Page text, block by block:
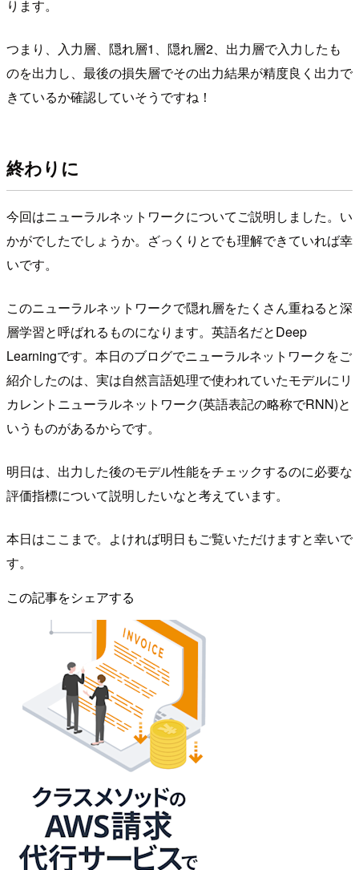
ります。
つまり、入力層、隠れ層1、隠れ層2、出力層で入力したも
のを出力し、最後の損失層でその出力結果が精度良く出力で
きているか確認していそうですね！
終わりに
今回はニューラルネットワークについてご説明しました。い
かがでしたでしょうか。ざっくりとでも理解できていれば幸
いです。
このニューラルネットワークで隠れ層をたくさん重ねると深
層学習と呼ばれるものになります。英語名だとDeep
Learningです。本日のブログでニューラルネットワークをご
紹介したのは、実は自然言語処理で使われていたモデルにリ
カレントニューラルネットワーク(英語表記の略称でRNN)と
いうものがあるからです。
明日は、出力した後のモデル性能をチェックするのに必要な
評価指標について説明したいなと考えています。
本日はここまで。よければ明日もご覧いただけますと幸いで
す。
この記事をシェアする